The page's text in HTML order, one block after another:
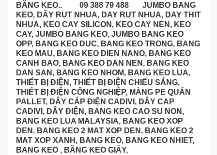
BĂNG KEO.. 09 388 79 488 JUMBO BANG
KEO, DÂY RUT NHUA, DAY RUT NHUA, DAY THIT
NHUA, KEO CAY SILICON, KEO CAY NEN, KEO
CAY, JUMBO BANG KEO, JUMBO BANG KEO
OPP, BANG KEO DUC, BANG KEO TRONG, BANG
KEO MAU, BANG KEO DIEN NANO, BANG KEO
CANH BAO, BANG KEO DAN NEN, BANG KEO
DAN SAN, BANG KEO NHOM, BANG KEO LUA,
THIẾT BỊ ĐIỆN, THIẾT BỊ ĐIỆN CHIẾU SÁNG,
THIẾT BỊ ĐIỆN CÔNG NGHIỆP, MÀNG PE QUẤN
PALLET, DÂY CÁP ĐIỆN CADIVI, DÂY CAP
CADIVI, DÂY ĐIỆN, BANG KEO CAO SU NON,
BANG KEO LUA MALAYSIA, BANG KEO XOP
DEN, BANG KEO 2 MAT XOP DEN, BANG KEO 2
MAT XOP XANH, BANG KEO, BANG KEO NHIET,
BANG KEO , BĂNG KEO GIÂY,